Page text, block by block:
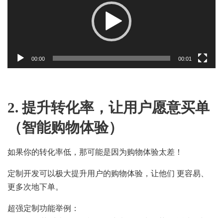
00:00 00:01
2. 提升转化率，让用户愿意买单
（智能购物体验）
如果你的转化率低，那可能是因为购物体验太差！
定制开发可以极大提升用户的购物体验，让他们 更容易、
更多次地下单。
超强定制功能举例：